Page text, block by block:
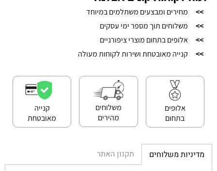
>>
מחירים ומבצעים משתלמים במיוחד
>>
משלוחים תוך מספר ימי עסקים
>>
אלופים בתחום מוצרי ציפורניים
>>
קנייה מאובטחת ושירות לקוחות מעולה
אלופים
בתחום
משלוחים
מהירים
קנייה
מאובטחת
מדיניות משלוחים תקנון האתר